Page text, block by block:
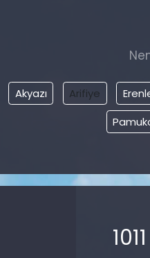
Akyazı Arifiye